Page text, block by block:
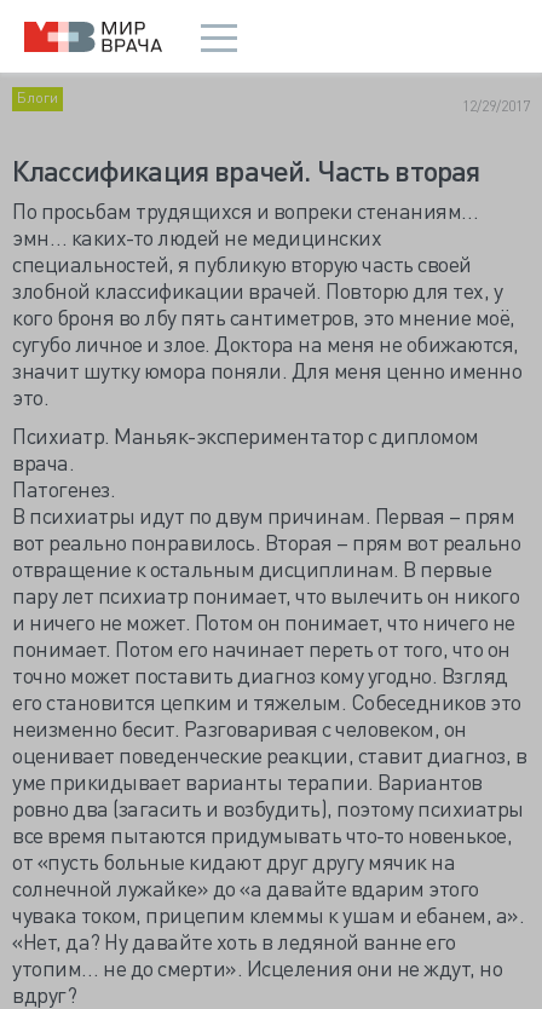
Блоги 12/29/2017
Классификация врачей. Часть вторая
По просьбам трудящихся и вопреки стенаниям…
эмн… каких-то людей не медицинских
специальностей, я публикую вторую часть своей
злобной классификации врачей. Повторю для тех, у
кого броня во лбу пять сантиметров, это мнение моё,
сугубо личное и злое. Доктора на меня не обижаются,
значит шутку юмора поняли. Для меня ценно именно
это.
Психиатр. Маньяк-экспериментатор с дипломом
врача.
Патогенез.
В психиатры идут по двум причинам. Первая – прям
вот реально понравилось. Вторая – прям вот реально
отвращение к остальным дисциплинам. В первые
пару лет психиатр понимает, что вылечить он никого
и ничего не может. Потом он понимает, что ничего не
понимает. Потом его начинает переть от того, что он
точно может поставить диагноз кому угодно. Взгляд
его становится цепким и тяжелым. Собеседников это
неизменно бесит. Разговаривая с человеком, он
оценивает поведенческие реакции, ставит диагноз, в
уме прикидывает варианты терапии. Вариантов
ровно два (загасить и возбудить), поэтому психиатры
все время пытаются придумывать что-то новенькое,
от «пусть больные кидают друг другу мячик на
солнечной лужайке» до «а давайте вдарим этого
чувака током, прицепим клеммы к ушам и ебанем, а».
«Нет, да? Ну давайте хоть в ледяной ванне его
утопим… не до смерти». Исцеления они не ждут, но
вдруг?